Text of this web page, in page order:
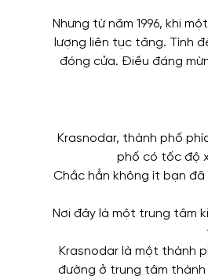
Nhưng từ năm 1996, khi
lượng liên tục tăng. Tính
đóng cửa. Điều đáng
Krasnodar, thành phố
phố có tốc độ
Chắc hẳn không ít bạn
Nơi đây là một trung tâm
Krasnodar là một thành
đường ở trung tâm